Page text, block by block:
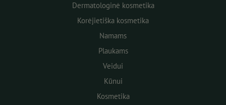
Dermatologinė kosmetika
Korėjietiška kosmetika
Namams
Plaukams
Veidui
Kūnui
Kosmetika